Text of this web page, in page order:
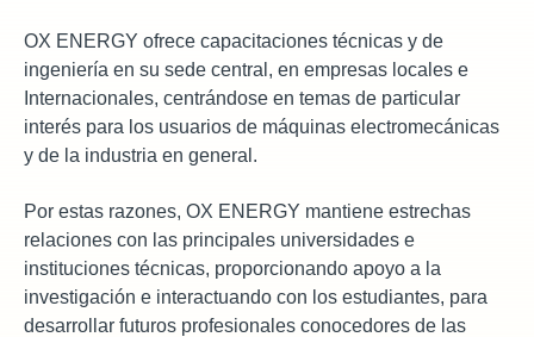
OX ENERGY ofrece capacitaciones técnicas y de
ingeniería en su sede central, en empresas locales e
Internacionales, centrándose en temas de particular
interés para los usuarios de máquinas electromecánicas
y de la industria en general.
Por estas razones, OX ENERGY mantiene estrechas
relaciones con las principales universidades e
instituciones técnicas, proporcionando apoyo a la
investigación e interactuando con los estudiantes, para
desarrollar futuros profesionales conocedores de las